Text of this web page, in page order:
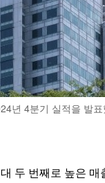
년 4분기 실적을 발
두 번째로 높은 매